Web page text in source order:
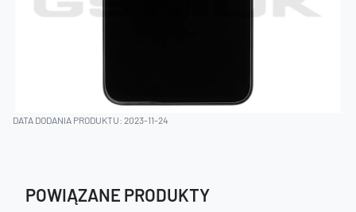
DATA DODANIA PRODUKTU: 2023-11-24
POWIĄZANE PRODUKTY